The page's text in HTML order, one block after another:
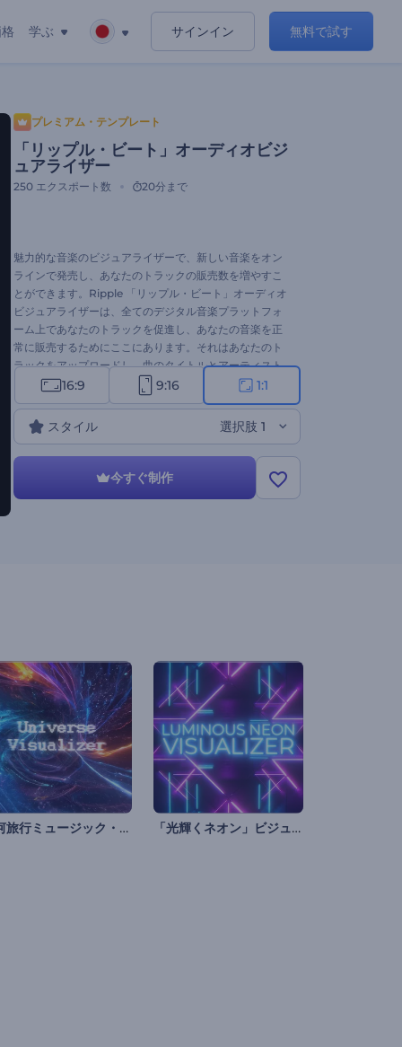
学ぶ サインイン 無料で試す
プレミアム・テンプレート
「リップル・ビート」オーディオビジ
ュアライザー
250 エクスポート数 20分まで
魅力的な音楽のビジュアライザーで、新しい音楽をオン
ラインで発売し、あなたのトラックの販売数を増やすこ
とができます。Ripple 「リップル・ビート」オーディオ
ビジュアライザーは、全てのデジタル音楽プラットフォ
ーム上であなたのトラックを促進し、あなたの音楽を正
常に販売するためにここにあります。それはあなたのト
ラックをアップロードし、曲のタイトルとアーティスト
の名前を入力し、現代の音楽ビジュアライザーを取得す
るために数分かかるでしょう。新曲のドロップ、アルバ
ムのリリース、YouTubeでのシングルのプロモーション
などに適しています。今すぐ試してみてください。
16:9 9:16 1:1
スタイル 選択肢 1
今すぐ制作
銀河旅行ミュージック・ビジュアライザー 「光輝くネオン」ビジュアライザー